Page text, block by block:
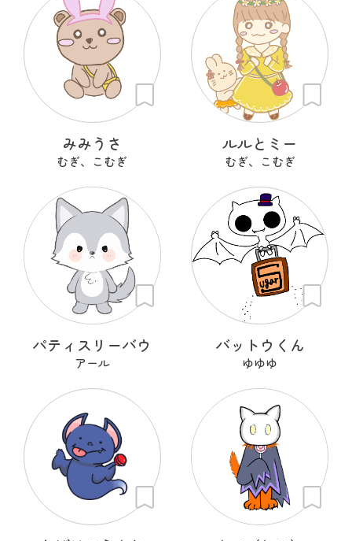
みみうさ
むぎ、こむぎ
ルルとミー
むぎ、こむぎ
パティスリーバウ
アール
バットウくん
ゆゆゆ